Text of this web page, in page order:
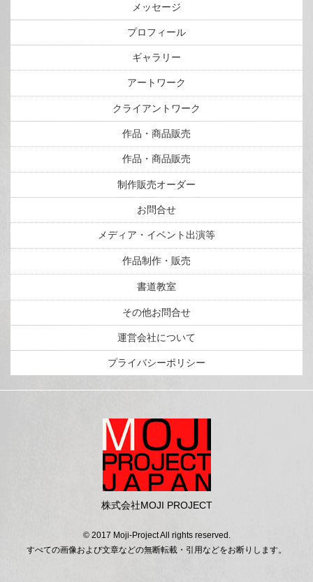
メッセージ
プロフィール
ギャラリー
アートワーク
クライアントワーク
作品・商品販売
作品・商品販売
制作販売オーダー
お問合せ
メディア・イベント出演等
作品制作・販売
書道教室
その他お問合せ
運営会社について
プライバシーポリシー
株式会社MOJI PROJECT
© 2017 Moji-Project All rights reserved.
すべての画像および文章などの無断転載・引用などをお断りします。